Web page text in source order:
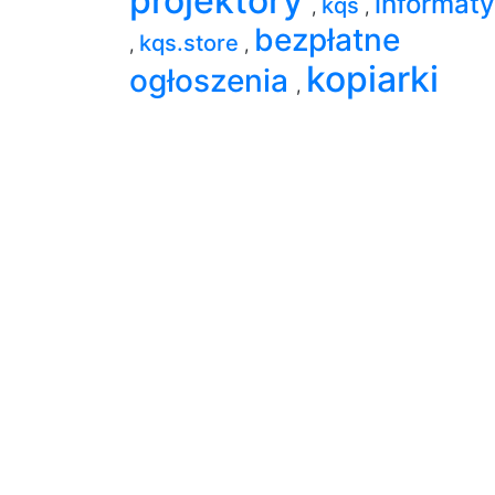
, ,
, kqs.store , bezpłatne
ogłoszenia , kopiarki